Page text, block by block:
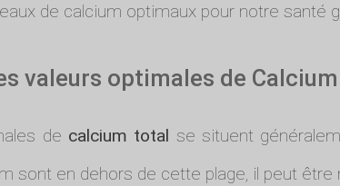
de calcium optimaux pour notre santé
valeurs optimales de
de calcium total se situent
sont en dehors de cette plage, il peut